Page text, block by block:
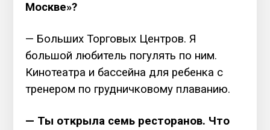
Москве»?
— Больших Торговых Центров. Я
большой любитель погулять по ним.
Кинотеатра и бассейна для ребенка с
тренером по грудничковому плаванию.
— Ты открыла семь ресторанов. Что